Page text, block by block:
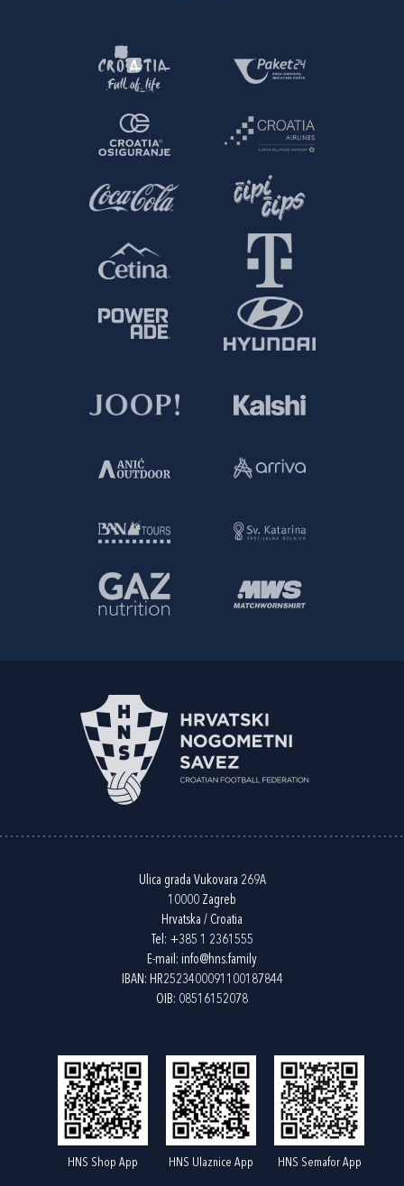
Ulica grada Vukovara 269A
10000 Zagreb
Hrvatska / Croatia
Tel: +385 1 2361555
E-mail: info@hns.family
IBAN: HR2523400091100187844
OIB: 08516152078
HNS Shop App HNS Ulaznice App HNS Semafor App